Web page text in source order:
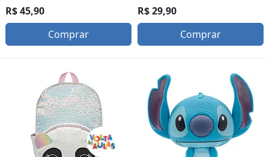
R$ 45,90
Comprar
R$ 29,90
Comprar